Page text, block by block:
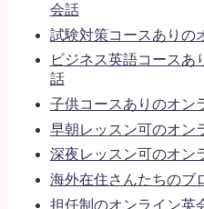
会話
試験対策コースありの
ビジネス英語コースあ
話
子供コースありのオン
早朝レッスン可のオン
深夜レッスン可のオン
海外在住さんたちのブ
担任制のオンライン英